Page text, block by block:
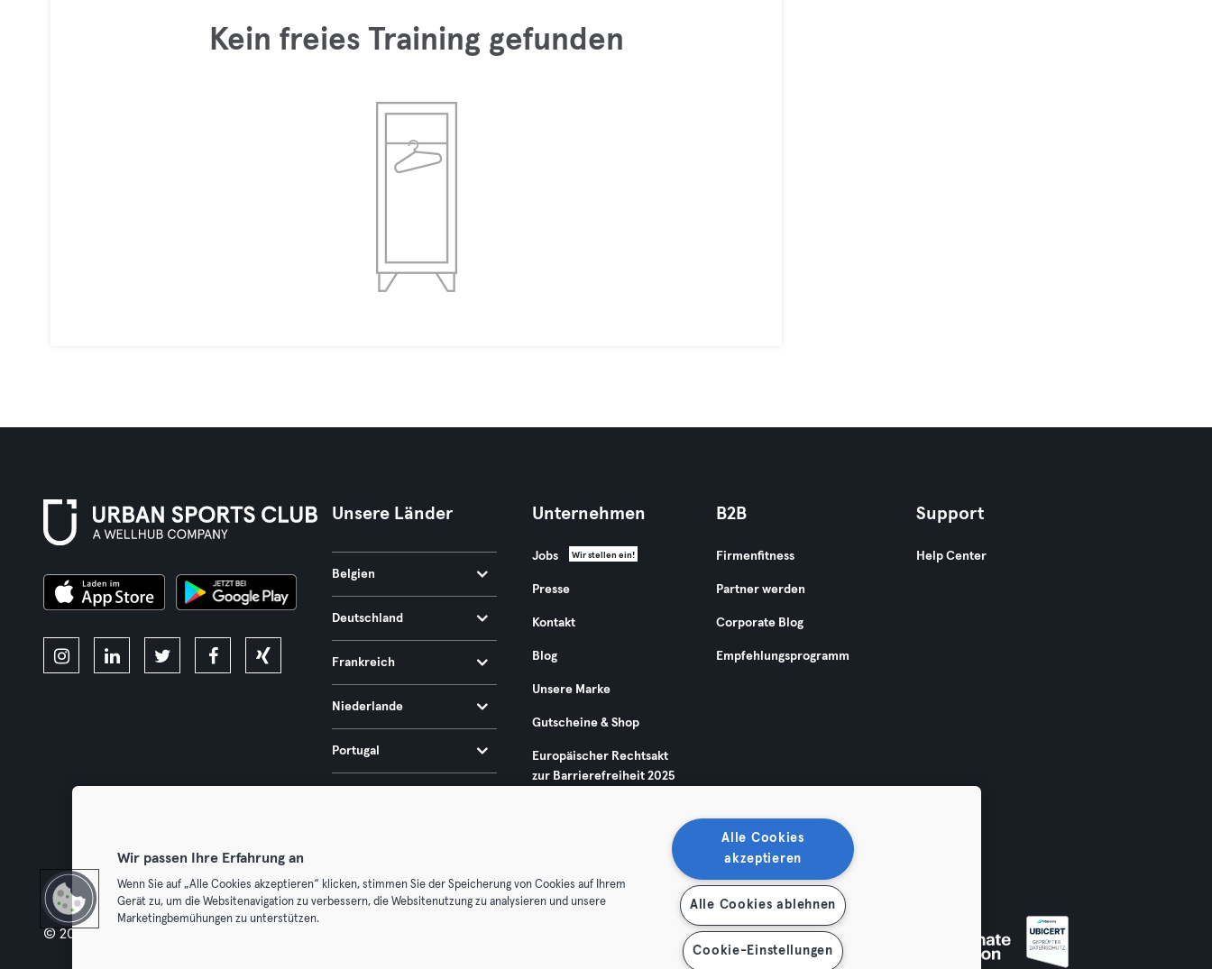
Kein freies Training gefunden
Unsere Länder
Belgien
Deutschland
Frankreich
Niederlande
Portugal
Unternehmen
Jobs Wir stellen ein!
Presse
Kontakt
Blog
Unsere Marke
Gutscheine & Shop
Europäischer Rechtsakt
zur Barrierefreiheit 2025
B2B
Firmenfitness
Partner werden
Corporate Blog
Empfehlungsprogramm
Support
Help Center
© 2026 Urban Sports Group GmbH. All rights reserved. Vertrag hier kündigen Hier Verträge widerrufen
Wir passen Ihre Erfahrung an
Wenn Sie auf „Alle Cookies akzeptieren“ klicken, stimmen Sie der Speicherung von Cookies auf Ihrem
Gerät zu, um die Websitenavigation zu verbessern, die Websitenutzung zu analysieren und unsere
Marketingbemühungen zu unterstützen.
Alle Cookies
akzeptieren
Alle Cookies ablehnen
Cookie-Einstellungen